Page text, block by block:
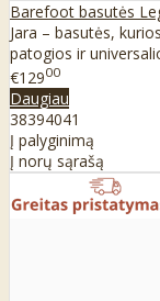
Barefoot basutės
Jara – basutės,
patogios ir
€12900
Daugiau
38394041
Į palyginimą
Į norų sąrašą